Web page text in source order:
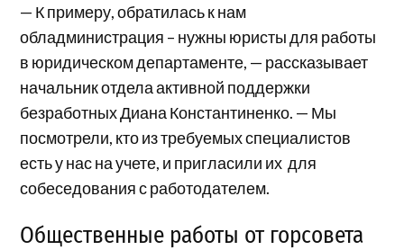
— К примеру, обратилась к нам
обладминистрация – нужны юристы для работы
в юридическом департаменте, — рассказывает
начальник отдела активной поддержки
безработных Диана Константиненко. — Мы
посмотрели, кто из требуемых специалистов
есть у нас на учете, и пригласили их для
собеседования с работодателем.
Общественные работы от горсовета